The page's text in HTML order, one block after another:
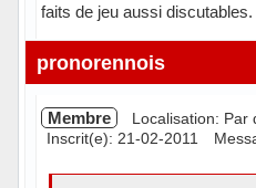
faits de jeu aussi discutables.
Hors ligne
pronorennois
Membre
Localisation: Par
Inscrit(e): 21-02-2011